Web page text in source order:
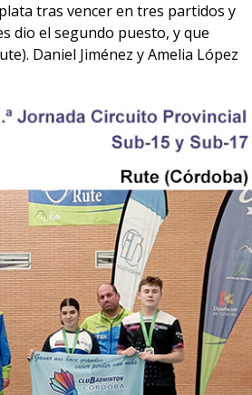
tras vencer en tres partidos y
dio el segundo puesto, y que
Daniel Jiménez y Amelia López